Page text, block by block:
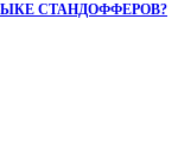
СТАНДОФФЕРОВ?